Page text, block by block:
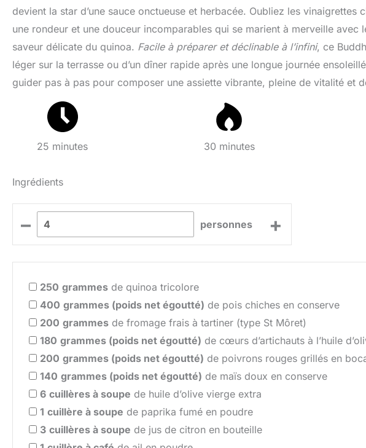
devient la star d’une sauce onctueuse et herbacée. Oubliez les vinaigrettes
une rondeur et une douceur incomparables qui se marient à merveille
saveur délicate du quinoa. Facile à préparer et déclinable à l’infini, ce
léger sur la terrasse ou d’un dîner rapide après une longue journée
guider pas à pas pour composer une assiette vibrante, pleine de vitalité et
25 minutes 30 minutes
Ingrédients
– personnes +
250 grammes de quinoa tricolore
400 grammes (poids net égoutté) de pois chiches en conserve
200 grammes de fromage frais à tartiner (type St Môret)
180 grammes (poids net égoutté) de cœurs d’artichauts à l’huile
200 grammes (poids net égoutté) de poivrons rouges grillés en
140 grammes (poids net égoutté) de maïs doux en conserve
6 cuillères à soupe de huile d’olive vierge extra
1 cuillère à soupe de paprika fumé en poudre
3 cuillères à soupe de jus de citron en bouteille